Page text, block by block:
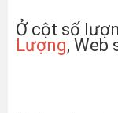
Ở cột số
Lượng, Web